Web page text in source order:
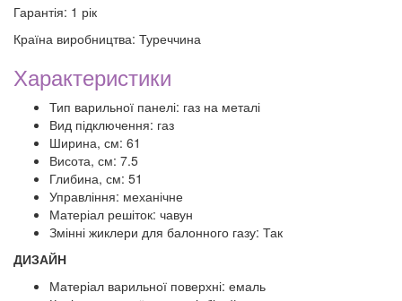
Гарантія: 1 рік
Країна виробництва: Туреччина
Характеристики
Тип варильної панелі: газ на металі
Вид підключення: газ
Ширина, см: 61
Висота, см: 7.5
Глибина, см: 51
Управління: механічне
Матеріал решіток: чавун
Змінні жиклери для балонного газу: Так
ДИЗАЙН
Матеріал варильної поверхні: емаль